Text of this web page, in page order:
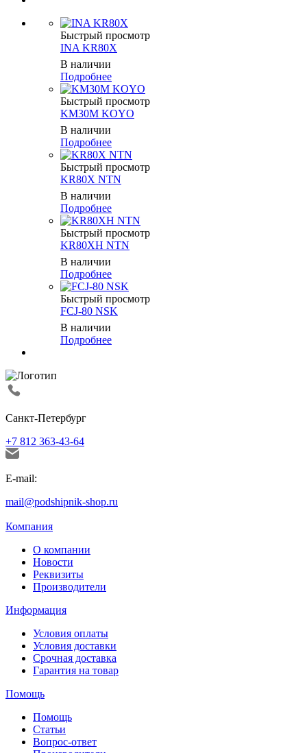
Быстрый просмотр
INA KR80X
В наличии
Подробнее
Быстрый просмотр
KM30M KOYO
В наличии
Подробнее
Быстрый просмотр
KR80X NTN
В наличии
Подробнее
Быстрый просмотр
KR80XH NTN
В наличии
Подробнее
Быстрый просмотр
FCJ-80 NSK
В наличии
Подробнее
Санкт-Петербург
+7 812 363-43-64
E-mail:
mail@podshipnik-shop.ru
Компания
О компании
Новости
Реквизиты
Производители
Информация
Условия оплаты
Условия доставки
Срочная доставка
Гарантия на товар
Помощь
Помощь
Статьи
Вопрос-ответ